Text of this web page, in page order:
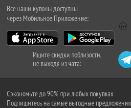
Все наши купоны доступны
через Мобильное Приложение:
Ищите скидки поблизости,
не выходя из чата:
Сэкономьте до 90% при любых покупках
Подпишитесь на самые выгодные предложения